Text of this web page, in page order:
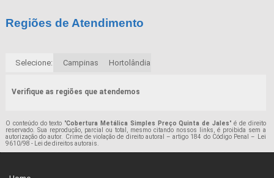
Regiões de Atendimento
Selecione: Campinas Hortolândia
Verifique as regiões que atendemos
O conteúdo do texto "Cobertura Metálica Simples Preço Quinta de Jales" é de direito
reservado. Sua reprodução, parcial ou total, mesmo citando nossos links, é proibida sem a
autorização do autor. Crime de violação de direito autoral – artigo 184 do Código Penal –
Lei
9610/98 - Lei de direitos autorais